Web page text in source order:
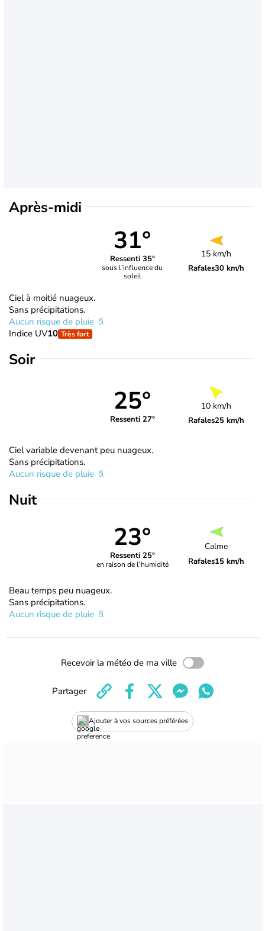
Après-midi
31°
Ressenti 35°
sous l’influence du
soleil
15 km/h
Rafales30 km/h
Ciel à moitié nuageux.
Sans précipitations.
Aucun risque de pluie
Indice UV10 Très fort
Soir
25°
Ressenti 27°
10 km/h
Rafales25 km/h
Ciel variable devenant peu nuageux.
Sans précipitations.
Aucun risque de pluie
Nuit
23°
Ressenti 25°
en raison de l'humidité
Calme
Rafales15 km/h
Beau temps peu nuageux.
Sans précipitations.
Aucun risque de pluie
Recevoir la météo de ma ville
Ajouter à vos sources préférées
Partager